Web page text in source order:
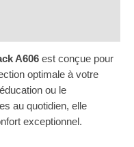
A606 est conçue pour
optimale à votre
ou le
au quotidien, elle
exceptionnel.